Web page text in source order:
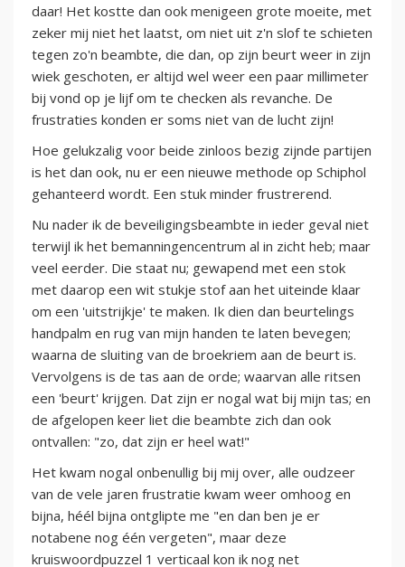
daar! Het kostte dan ook menigeen grote moeite, met
zeker mij niet het laatst, om niet uit z'n slof te schieten
tegen zo'n beambte, die dan, op zijn beurt weer in zijn
wiek geschoten, er altijd wel weer een paar millimeter
bij vond op je lijf om te checken als revanche. De
frustraties konden er soms niet van de lucht zijn!
Hoe gelukzalig voor beide zinloos bezig zijnde partijen
is het dan ook, nu er een nieuwe methode op Schiphol
gehanteerd wordt. Een stuk minder frustrerend.
Nu nader ik de beveiligingsbeambte in ieder geval niet
terwijl ik het bemanningencentrum al in zicht heb; maar
veel eerder. Die staat nu; gewapend met een stok
met daarop een wit stukje stof aan het uiteinde klaar
om een 'uitstrijkje' te maken. Ik dien dan beurtelings
handpalm en rug van mijn handen te laten bevegen;
waarna de sluiting van de broekriem aan de beurt is.
Vervolgens is de tas aan de orde; waarvan alle ritsen
een 'beurt' krijgen. Dat zijn er nogal wat bij mijn tas; en
de afgelopen keer liet die beambte zich dan ook
ontvallen: "zo, dat zijn er heel wat!"
Het kwam nogal onbenullig bij mij over, alle oudzeer
van de vele jaren frustratie kwam weer omhoog en
bijna, héél bijna ontglipte me "en dan ben je er
notabene nog één vergeten", maar deze
kruiswoordpuzzel 1 verticaal kon ik nog net